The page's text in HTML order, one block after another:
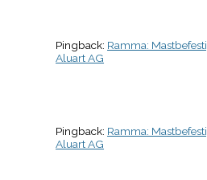
Pingback: Ramma:
Aluart AG
Pingback: Ramma:
Aluart AG